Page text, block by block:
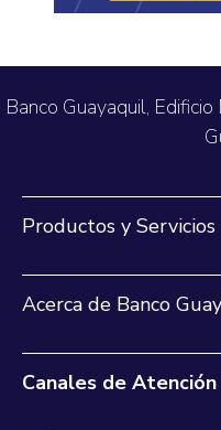
Banco Guayaquil,
Productos y Servicios
Acerca de Banco
Canales de Atención